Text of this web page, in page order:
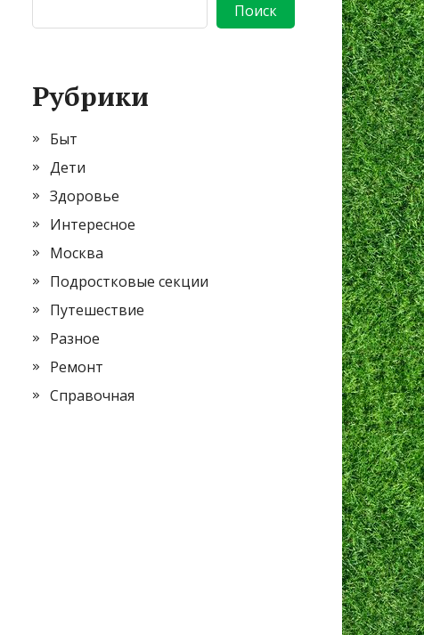
Поиск
Рубрики
Быт
Дети
Здоровье
Интересное
Москва
Подростковые секции
Путешествие
Разное
Ремонт
Справочная